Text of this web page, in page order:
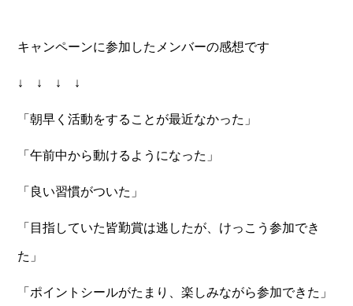
キャンペーンに参加したメンバーの感想です
↓ ↓ ↓ ↓
「朝早く活動をすることが最近なかった」
「午前中から動けるようになった」
「良い習慣がついた」
「目指していた皆勤賞は逃したが、けっこう参加でき
た」
「ポイントシールがたまり、楽しみながら参加できた」